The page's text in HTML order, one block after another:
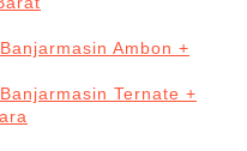
Ambon +
Ternate +